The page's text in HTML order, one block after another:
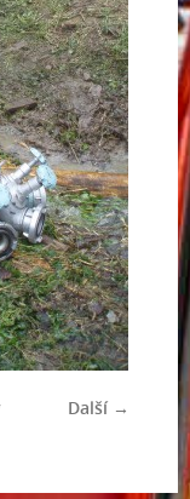
Další →